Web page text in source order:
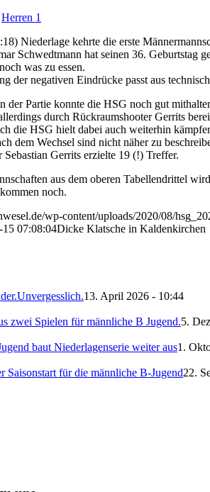
Herren 1
Niederlage kehrte die erste
Schwedtmann hat seinen 36. Geburtstag
was zu essen.
der negativen Eindrücke passt aus
der Partie konnte die HSG noch gut
durch Rückraumshooter Gerrits
die HSG hielt dabei auch weiterhin
dem Wechsel sind nicht näher zu
Gerrits erzielte 19 (!) Treffer.
aus dem oberen Tabellendrittel
noch.
wp-content/uploads/2020/08/
15 07:08:04Dicke Klatsche in Kaldenkirchen
13. April 2026 - 10:44
zwei Spielen für männliche B Jugend.5.
baut Niederlagenserie weiter aus1.
Saisonstart für die männliche B-Jugend22.